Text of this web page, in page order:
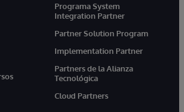
Programa System
Integration Partner
Partner Solution Program
Implementation Partner
Partners de la Alianza
Tecnológica
Cloud Partners